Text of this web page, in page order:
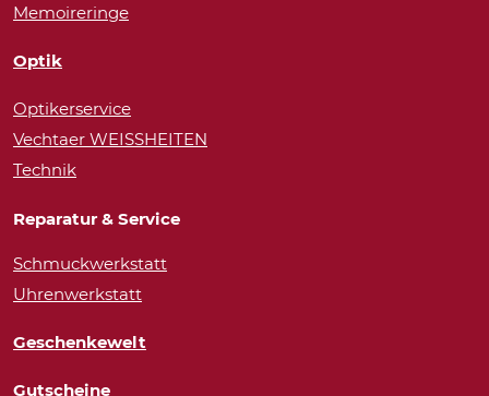
Memoireringe
Optik
Optikerservice
Vechtaer WEISSHEITEN
Technik
Reparatur & Service
Schmuckwerkstatt
Uhrenwerkstatt
Geschenkewelt
Gutscheine